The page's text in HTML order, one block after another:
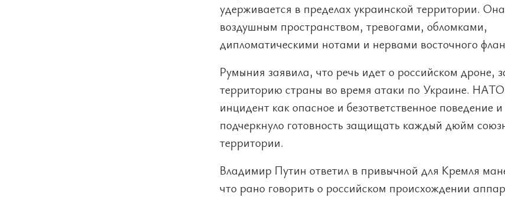
удерживается в пределах украинской территории.
воздушным пространством, тревогами, обломками,
дипломатическими нотами и нервами восточного
Румыния заявила, что речь идет о российском дроне,
территорию страны во время атаки по Украине. НАТО
инцидент как опасное и безответственное поведение
подчеркнуло готовность защищать каждый дюйм
территории.
Владимир Путин ответил в привычной для Кремля
что рано говорить о российском происхождении